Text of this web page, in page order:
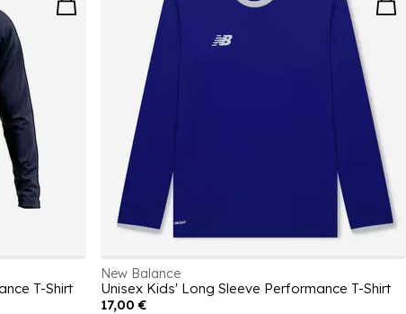
T-Shirt
New Balance
Unisex Kids' Long Sleeve Performance T-Shirt
17,00 €